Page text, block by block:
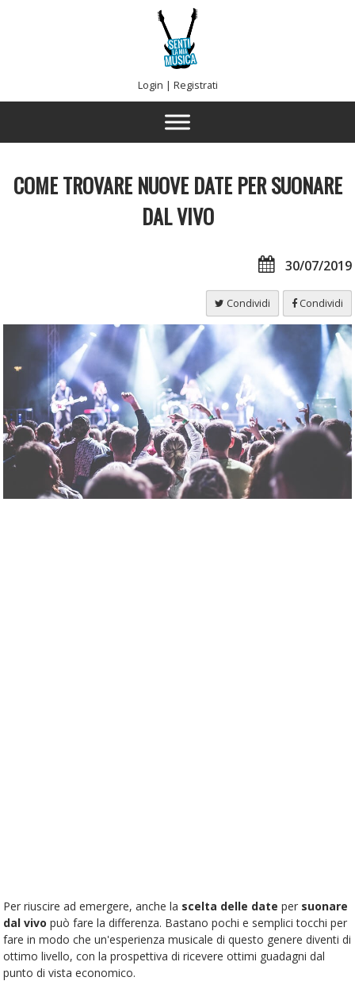
Login | Registrati
COME TROVARE NUOVE DATE PER SUONARE
DAL VIVO
30/07/2019
Condividi
Condividi
Per riuscire ad emergere, anche la scelta delle date per suonare
dal vivo può fare la differenza. Bastano pochi e semplici tocchi per
fare in modo che un'esperienza musicale di questo genere diventi di
ottimo livello, con la prospettiva di ricevere ottimi guadagni dal
punto di vista economico.